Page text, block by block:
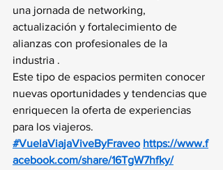
una jornada de networking,
actualización y fortalecimiento de
alianzas con profesionales de la
industria .
Este tipo de espacios permiten conocer
nuevas oportunidades y tendencias que
enriquecen la oferta de experiencias
para los viajeros.
#VuelaViajaViveByFraveo https://www.f
acebook.com/share/16TgW7hfky/